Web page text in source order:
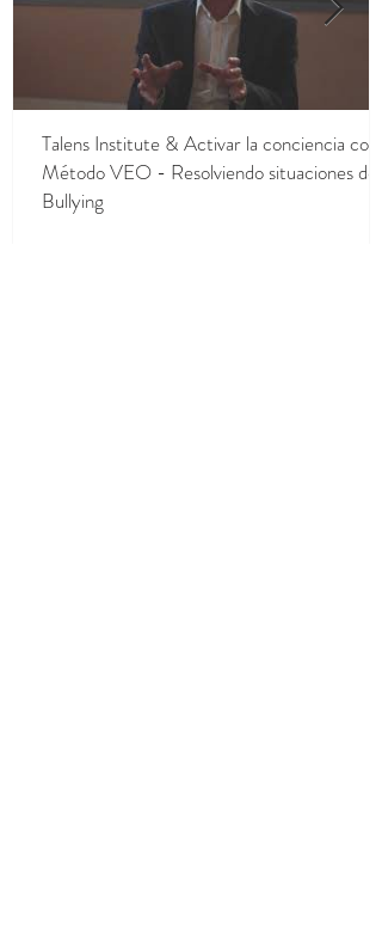
Talens Institute & Activar la conciencia con el
Método VEO - Resolviendo situaciones de
Bullying